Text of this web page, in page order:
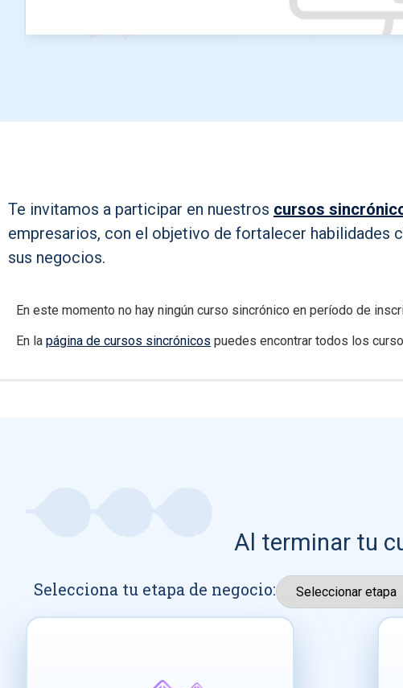
Te invitamos a participar en nuestros cursos
empresarios, con el objetivo de fortalecer habilidades
sus negocios.
En este momento no hay ningún curso sincrónico en período de
En la página de cursos sincrónicos puedes encontrar todos los
Al terminar tu
Selecciona tu etapa de negocio: